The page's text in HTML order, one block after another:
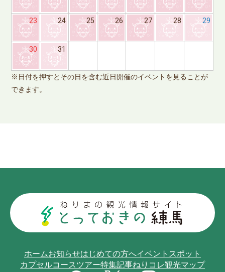
23 24 25 26 27 28 29
30 31
※日付を押すとその日を含む近日開催のイベントを見ることが
できます。
ホームお知らせはじめての方へイベントスポット
カプセルコースツアー特集記事ねりコレ観光マップ